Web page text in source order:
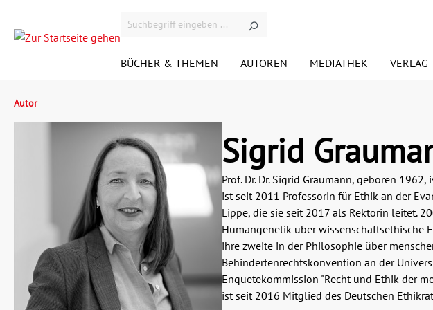
BÜCHER & THEMEN
Demnächst bei Westend
Gesellschaft Gesundheit
Krimi Medien
Satire Umwelt
AUTOREN MEDIATHEK
VIDEOS KOMMENTARE
VERLAG
ÜBER DEN VERLAG
RIGHTS ABDRUCKRECHTE
JOBS HANDEL UND VERTRETER
KONTAKT ANFAHRT
KONTAKT ACADEMICS
Autor
Sigrid
Prof. Dr. Dr. Sigrid Graumann, geboren
ist seit 2011 Professorin für Ethik an der
Lippe, die sie seit 2017 als Rektorin leitet.
Humangenetik über wissenschaftsethische
ihre zweite in der Philosophie über
Behindertenrechtskonvention an der
Enquetekommission "Recht und Ethik der
ist seit 2016 Mitglied des Deutschen